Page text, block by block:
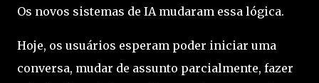
Os novos sistemas de IA mudaram essa lógica.
Hoje, os usuários esperam poder iniciar uma
conversa, mudar de assunto parcialmente, fazer